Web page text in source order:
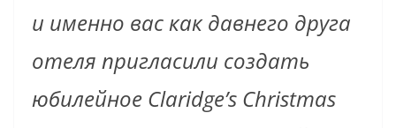
и именно вас как давнего друга
отеля пригласили создать
юбилейное Claridge’s Christmas